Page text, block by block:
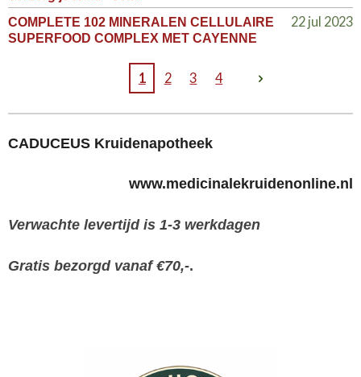
COMPLETE 102 MINERALEN CELLULAIRE
SUPERFOOD COMPLEX MET CAYENNE
22 jul 2023
1 2 3 4
CADUCEUS Kruidenapotheek
www.medicinalekruidenonline.nl
Verwachte levertijd is 1-3 werkdagen
Gratis bezorgd vanaf €70,-.